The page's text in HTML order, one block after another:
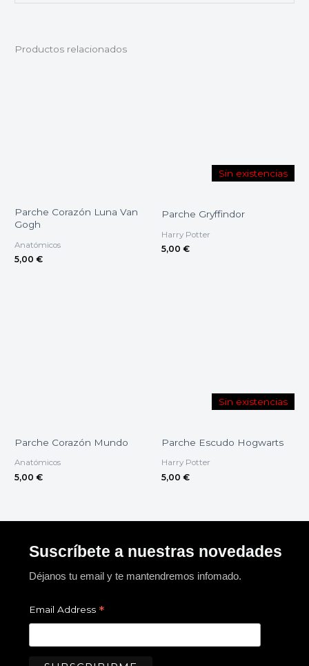
Productos relacionados
Parche Corazón Luna Van
Gogh
Anatómicos
5,00 €
Sin existencias
Parche Gryffindor
Harry Potter
5,00 €
Parche Corazón Mundo
Anatómicos
5,00 €
Sin existencias
Parche Escudo Hogwarts
Harry Potter
5,00 €
Suscríbete a nuestras novedades
Déjanos tu email y te mantendremos infomado.
Email Address *